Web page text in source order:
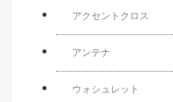
アクセントクロス
アンテナ
ウォシュレット